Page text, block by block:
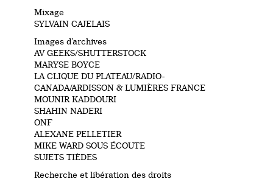
Mixage
SYLVAIN CAJELAIS
Images d’archives
AV GEEKS/SHUTTERSTOCK
MARYSE BOYCE
LA CLIQUE DU PLATEAU/RADIO-
CANADA/ARDISSON & LUMIÈRES FRANCE
MOUNIR KADDOURI
SHAHIN NADERI
ONF
ALEXANE PELLETIER
MIKE WARD SOUS ÉCOUTE
SUJETS TIÈDES
Recherche et libération des droits